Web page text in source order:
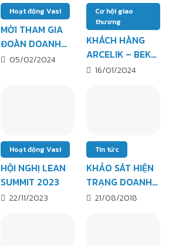
Hoạt động Vasi
MỜI THAM GIA
ĐOÀN DOANH
NGHIỆP VASI
05/02/2024
Cơ hội giao
thương
KHÁCH HÀNG
ARCELIK – BEKO
TÌM KIẾM NHÀ
16/01/2024
Hoạt động Vasi
HỘI NGHỊ LEAN
SUMMIT 2023
22/11/2023
Tin tức
KHẢO SÁT HIỆN
TRẠNG DOANH
NGHIỆP CÔNG
21/08/2018